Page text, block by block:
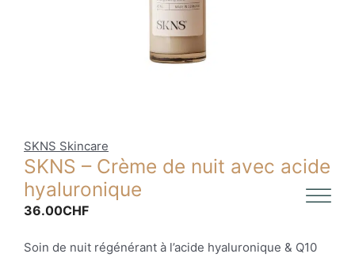
SKNS Skincare
SKNS – Crème de nuit avec acide
hyaluronique
36.00CHF
Soin de nuit régénérant à l’acide hyaluronique & Q10